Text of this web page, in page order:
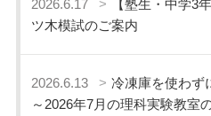
2026.6.17
【塾生・中学3
ツ木模試のご案内
2026.6.13
冷凍庫を使わず
～2026年7月の理科実験教室